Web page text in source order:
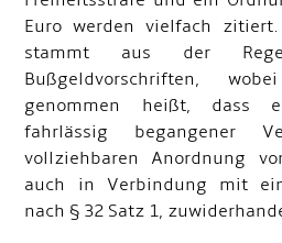
Euro werden vielfach
stammt aus der
Bußgeldvorschriften,
genommen heißt, dass
fahrlässig begangener
vollziehbaren Anordnung
auch in Verbindung mit
nach § 32 Satz 1,